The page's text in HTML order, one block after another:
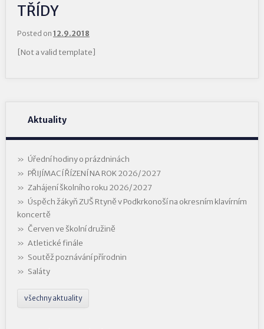
TŘÍDY
Posted on 12.9.2018
[Not a valid template]
Aktuality
Úřední hodiny o prázdninách
PŘIJÍMACÍ ŘÍZENÍ NA ROK 2026/2027
Zahájení školního roku 2026/2027
Úspěch žákyň ZUŠ Rtyně v Podkrkonoší na okresním klavírním
koncertě
Červen ve školní družině
Atletické finále
Soutěž poznávání přírodnin
Saláty
všechny aktuality